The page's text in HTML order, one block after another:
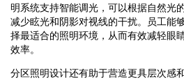
明系统支持智能调光，可以根据自然光
减少眩光和阴影对视线的干扰。员工能
择最适合的照明环境，从而有效减轻眼
效率。
分区照明设计还有助于营造更具层次感